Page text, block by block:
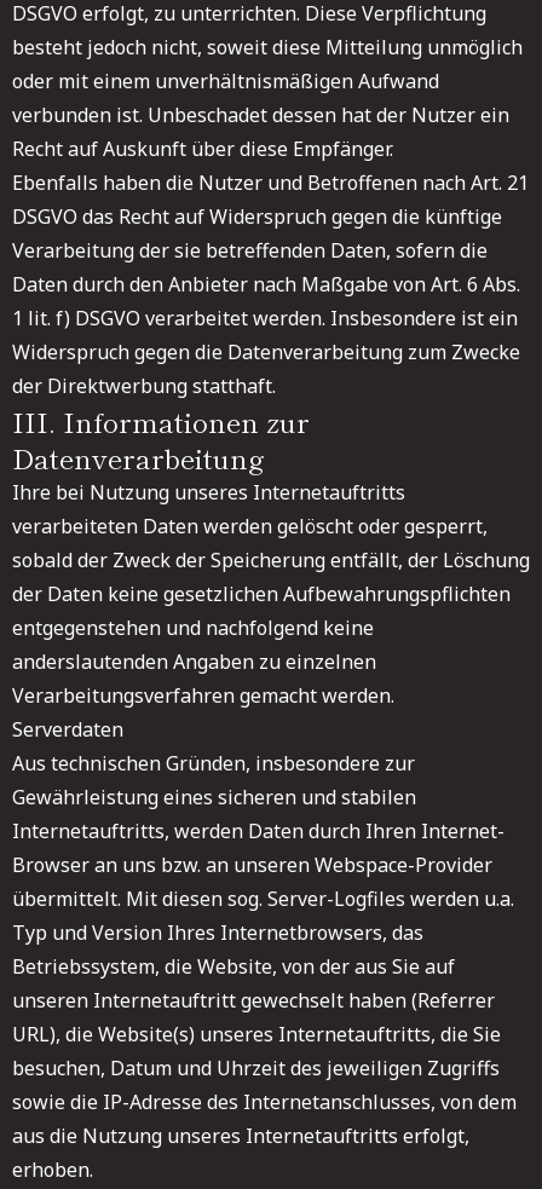
DSGVO erfolgt, zu unterrichten. Diese Verpflichtung
besteht jedoch nicht, soweit diese Mitteilung unmöglich
oder mit einem unverhältnismäßigen Aufwand
verbunden ist. Unbeschadet dessen hat der Nutzer ein
Recht auf Auskunft über diese Empfänger.
Ebenfalls haben die Nutzer und Betroffenen nach Art. 21
DSGVO das Recht auf Widerspruch gegen die künftige
Verarbeitung der sie betreffenden Daten, sofern die
Daten durch den Anbieter nach Maßgabe von Art. 6 Abs.
1 lit. f) DSGVO verarbeitet werden. Insbesondere ist ein
Widerspruch gegen die Datenverarbeitung zum Zwecke
der Direktwerbung statthaft.
III. Informationen zur
Datenverarbeitung
Ihre bei Nutzung unseres Internetauftritts
verarbeiteten Daten werden gelöscht oder gesperrt,
sobald der Zweck der Speicherung entfällt, der Löschung
der Daten keine gesetzlichen Aufbewahrungspflichten
entgegenstehen und nachfolgend keine
anderslautenden Angaben zu einzelnen
Verarbeitungsverfahren gemacht werden.
Serverdaten
Aus technischen Gründen, insbesondere zur
Gewährleistung eines sicheren und stabilen
Internetauftritts, werden Daten durch Ihren Internet-
Browser an uns bzw. an unseren Webspace-Provider
übermittelt. Mit diesen sog. Server-Logfiles werden u.a.
Typ und Version Ihres Internetbrowsers, das
Betriebssystem, die Website, von der aus Sie auf
unseren Internetauftritt gewechselt haben (Referrer
URL), die Website(s) unseres Internetauftritts, die Sie
besuchen, Datum und Uhrzeit des jeweiligen Zugriffs
sowie die IP-Adresse des Internetanschlusses, von dem
aus die Nutzung unseres Internetauftritts erfolgt,
erhoben.